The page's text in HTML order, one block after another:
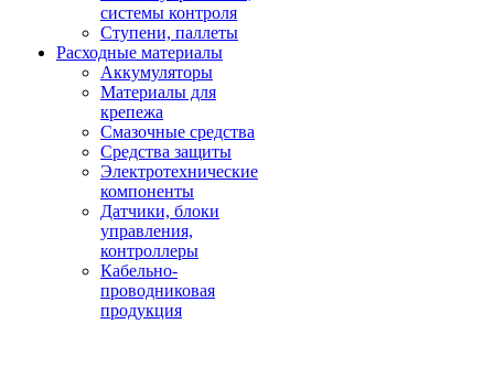
системы контроля
Ступени, паллеты
Расходные материалы
Аккумуляторы
Материалы для
крепежа
Смазочные средства
Средства защиты
Электротехнические
компоненты
Датчики, блоки
управления,
контроллеры
Кабельно-
проводниковая
продукция